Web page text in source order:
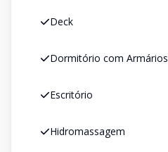
Deck
Dormitório com Armários
Escritório
Hidromassagem